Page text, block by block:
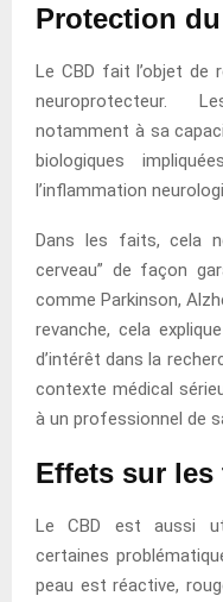
Protection
Le CBD fait l’objet de
neuroprotecteur.
notamment à sa
biologiques
l’inflammation
Dans les faits, cela
cerveau” de façon
comme Parkinson,
revanche, cela
d’intérêt dans la
contexte médical
à un professionnel de
Effets sur les
Le CBD est aussi
certaines
peau est réactive,